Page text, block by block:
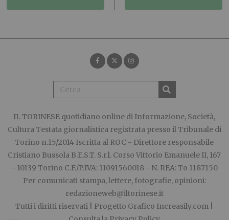
IL TORINESE quotidiano online di Informazione, Società,
Cultura Testata giornalistica registrata presso il Tribunale di
Torino n.15/2014 Iscritta al ROC - Direttore responsabile
Cristiano Bussola B.E.S.T. S.r.l. Corso Vittorio Emanuele II, 167
- 10139 Torino C.F./P.IVA: 11091560018 - N. REA: To 1187150
Per comunicati stampa, lettere, fotografie, opinioni:
redazioneweb@iltorinese.it
Tutti i diritti riservati | Progetto Grafico Increasily.com